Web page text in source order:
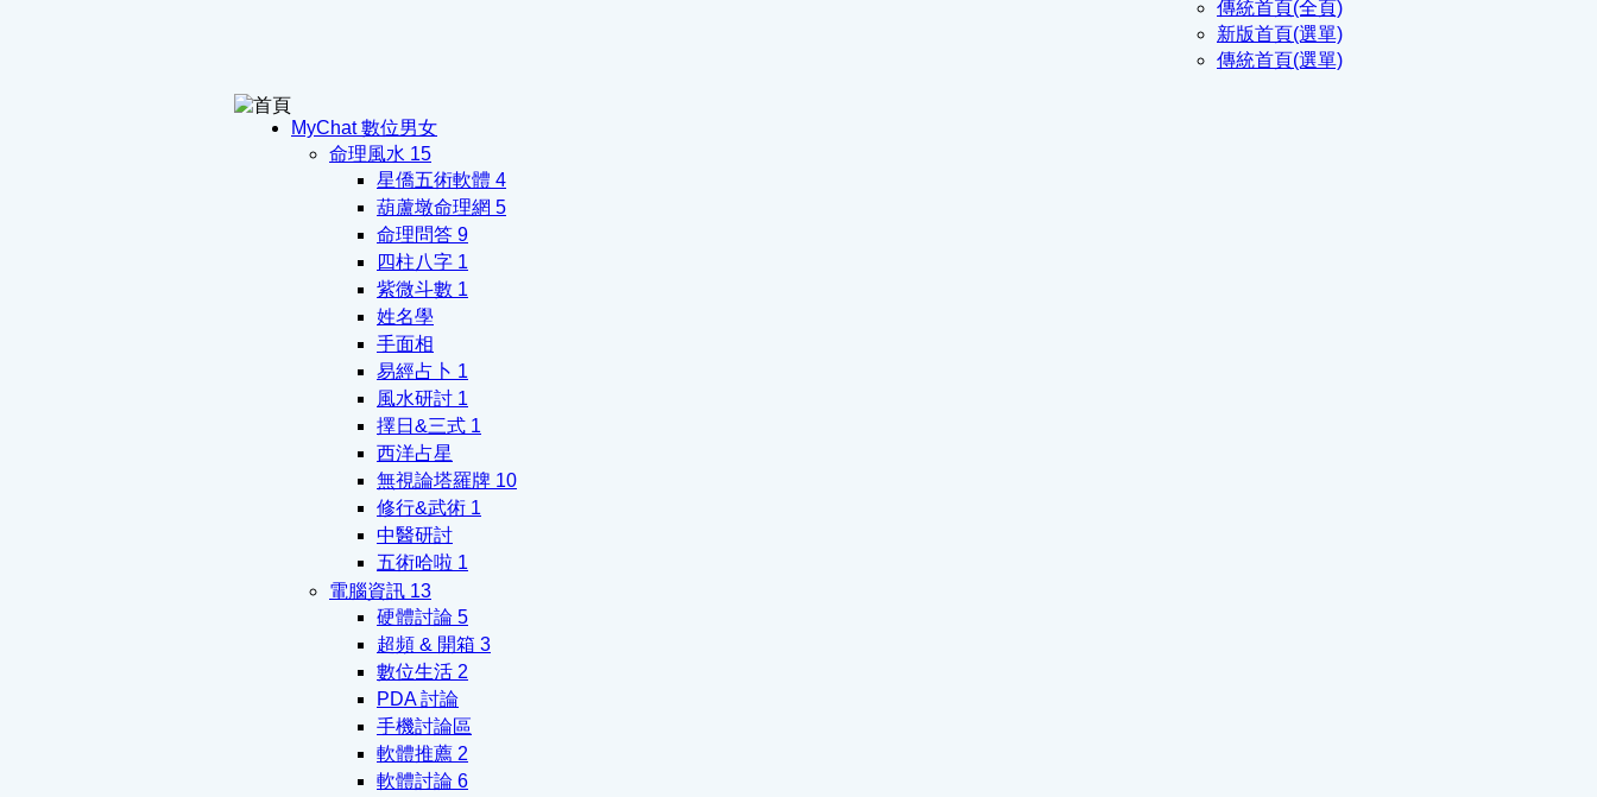
傳統首頁(全頁)
新版首頁(選單)
傳統首頁(選單)
MyChat 數位男女
命理風水 15
星僑五術軟體 4
葫蘆墩命理網 5
命理問答 9
四柱八字 1
紫微斗數 1
姓名學
手面相
易經占卜 1
風水研討 1
擇日&三式 1
西洋占星
無視論塔羅牌 10
修行&武術 1
中醫研討
五術哈啦 1
電腦資訊 13
硬體討論 5
超頻 & 開箱 3
數位生活 2
PDA 討論
手機討論區
軟體推薦 2
軟體討論 6